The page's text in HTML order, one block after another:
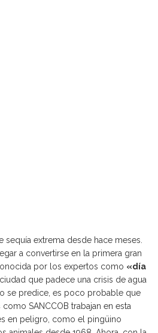
sequía extrema desde hace meses.
a convertirse en la primera gran
por los expertos como «día
que padece una crisis de agua
se predice, es poco probable que
SANCCOB trabajan en esta
en peligro, como el pingüino